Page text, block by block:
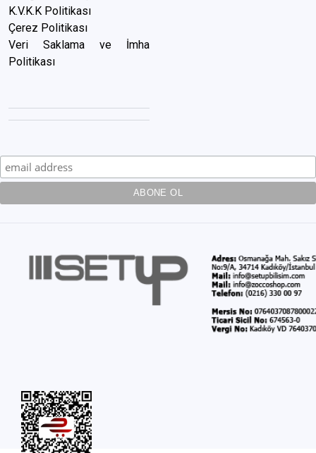
K.V.K.K Politikası
Çerez Politikası
Veri Saklama ve İmha
Politikası